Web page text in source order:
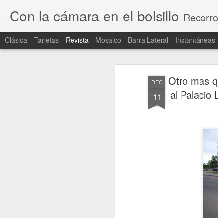
DEC
11
Otro mas
al Palacio
Con la cámara en el bolsillo
Clásica Tarjetas Revista Mosaico Barra Lateral Instantáneas